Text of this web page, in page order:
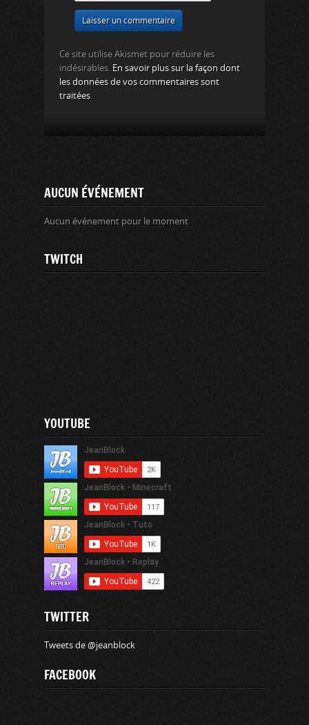
Ce site utilise Akismet pour réduire les
indésirables. En savoir plus sur la façon dont
les données de vos commentaires sont
traitées
AUCUN ÉVÉNEMENT
Aucun événement pour le moment
TWITCH
YOUTUBE
TWITTER
Tweets de @jeanblock
FACEBOOK